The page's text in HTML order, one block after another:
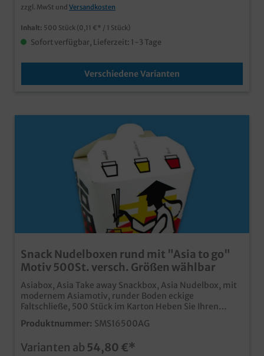
zzgl. MwSt und Versandkosten
Inhalt: 500 Stück (0,11 €* / 1 Stück)
Sofort verfügbar, Lieferzeit: 1-3 Tage
Verschiedene Varianten
Snack Nudelboxen rund mit "Asia to go"
Motiv 500St. versch. Größen wählbar
Asiabox, Asia Take away Snackbox, Asia Nudelbox, mit
modernem Asiamotiv, runder Boden eckige
Faltschließe, 500 Stück im Karton Heben Sie Ihren
Lieferdienst oder Ihr Take away Geschäft von der Masse
der Konkurrenz ab. Hochwertige Snackbox aus
Fettdicht & Lebensmittelecht Perfekt für Nudeln,
Produktnummer: SMS16500AG
Varianten ab 54,80 €*